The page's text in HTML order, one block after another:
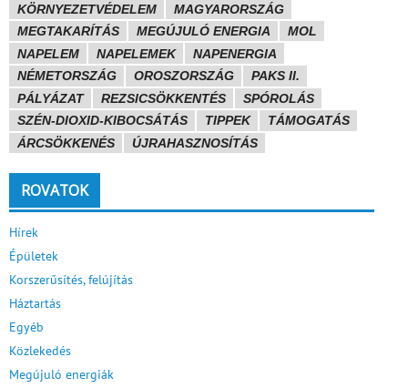
KÖRNYEZETVÉDELEM
MAGYARORSZÁG
MEGTAKARÍTÁS
MEGÚJULÓ ENERGIA
MOL
NAPELEM
NAPELEMEK
NAPENERGIA
NÉMETORSZÁG
OROSZORSZÁG
PAKS II.
PÁLYÁZAT
REZSICSÖKKENTÉS
SPÓROLÁS
SZÉN-DIOXID-KIBOCSÁTÁS
TIPPEK
TÁMOGATÁS
ÁRCSÖKKENÉS
ÚJRAHASZNOSÍTÁS
ROVATOK
Hírek
Épületek
Korszerűsítés, felújítás
Háztartás
Egyéb
Közlekedés
Megújuló energiák